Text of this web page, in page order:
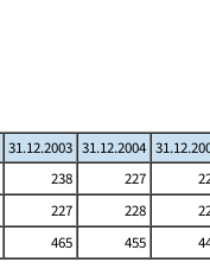
31.12.2003 31.12.2004
238 227
227 228
465 455